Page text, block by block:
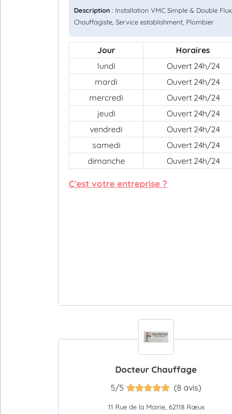
Description : Installation VMC Simple & Double Flux,
Chauffagiste, Service establishment, Plombier
Jour
Horaires
lundi
Ouvert 24h/24
mardi
Ouvert 24h/24
mercredi
Ouvert 24h/24
jeudi
Ouvert 24h/24
vendredi
Ouvert 24h/24
samedi
Ouvert 24h/24
dimanche
Ouvert 24h/24
C'est votre entreprise ?
Docteur Chauffage
5/5 (8 avis)
11 Rue de la Mairie, 62118 Rœux